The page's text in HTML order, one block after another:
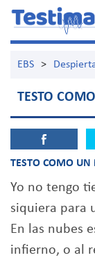
EBS >
TESTO
TESTO COMO UN
Yo no tengo
siquiera para
En las nubes
infierno, o al